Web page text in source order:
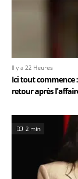
Il y a 22 Heures
Ici tout commence
retour après
2 min